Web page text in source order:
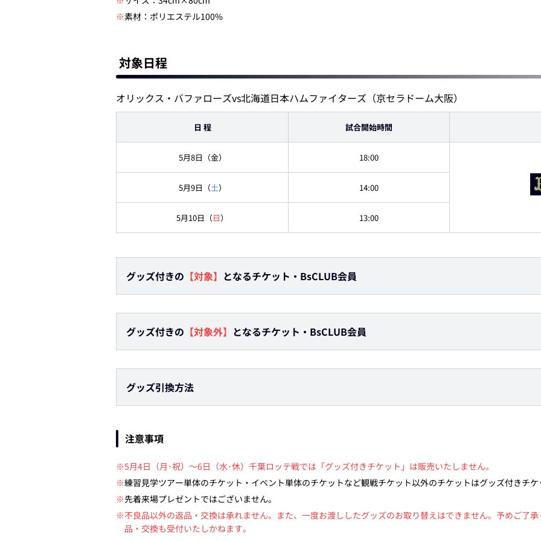
※素材：ポリエステル100%
対象日程
オリックス・バファローズvs北海道日本ハムファイターズ（京セラドーム大阪）
日 程 試合開始時間
5月8日（金） 18:00
5月9日（土） 14:00
5月10日（日） 13:00
グッズ付きの 【対象】 となるチケット・BsCLUB会員
グッズ付きの 【対象外】 となるチケット・BsCLUB会員
グッズ引換方法
注意事項
※5月4日（月･祝）～6日（水･休）千葉ロッテ戦では「グッズ付きチケット」は販売いたしません。
※練習見学ツアー単体のチケット・イベント単体のチケットなど観戦チケット以外のチケットはグッズ付きチ
※先着来場プレゼントではございません。
※不良品以外の返品・交換は承れません。また、一度お渡ししたグッズのお取り替えはできません。予めご了承
品・交換も受付いたしかねます。